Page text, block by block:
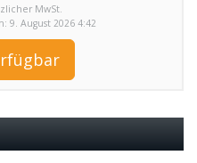
MwSt.
9. August 2026 4:42